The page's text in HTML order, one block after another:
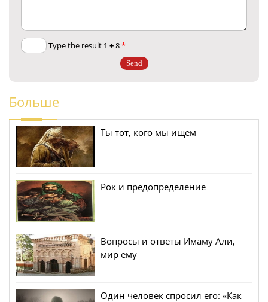
*
+8
Больше
Ты тот, кого мы ищем
Рок и предопределение
Вопросы и ответы Имаму Али,
мир ему
Один человек спросил его: «Как